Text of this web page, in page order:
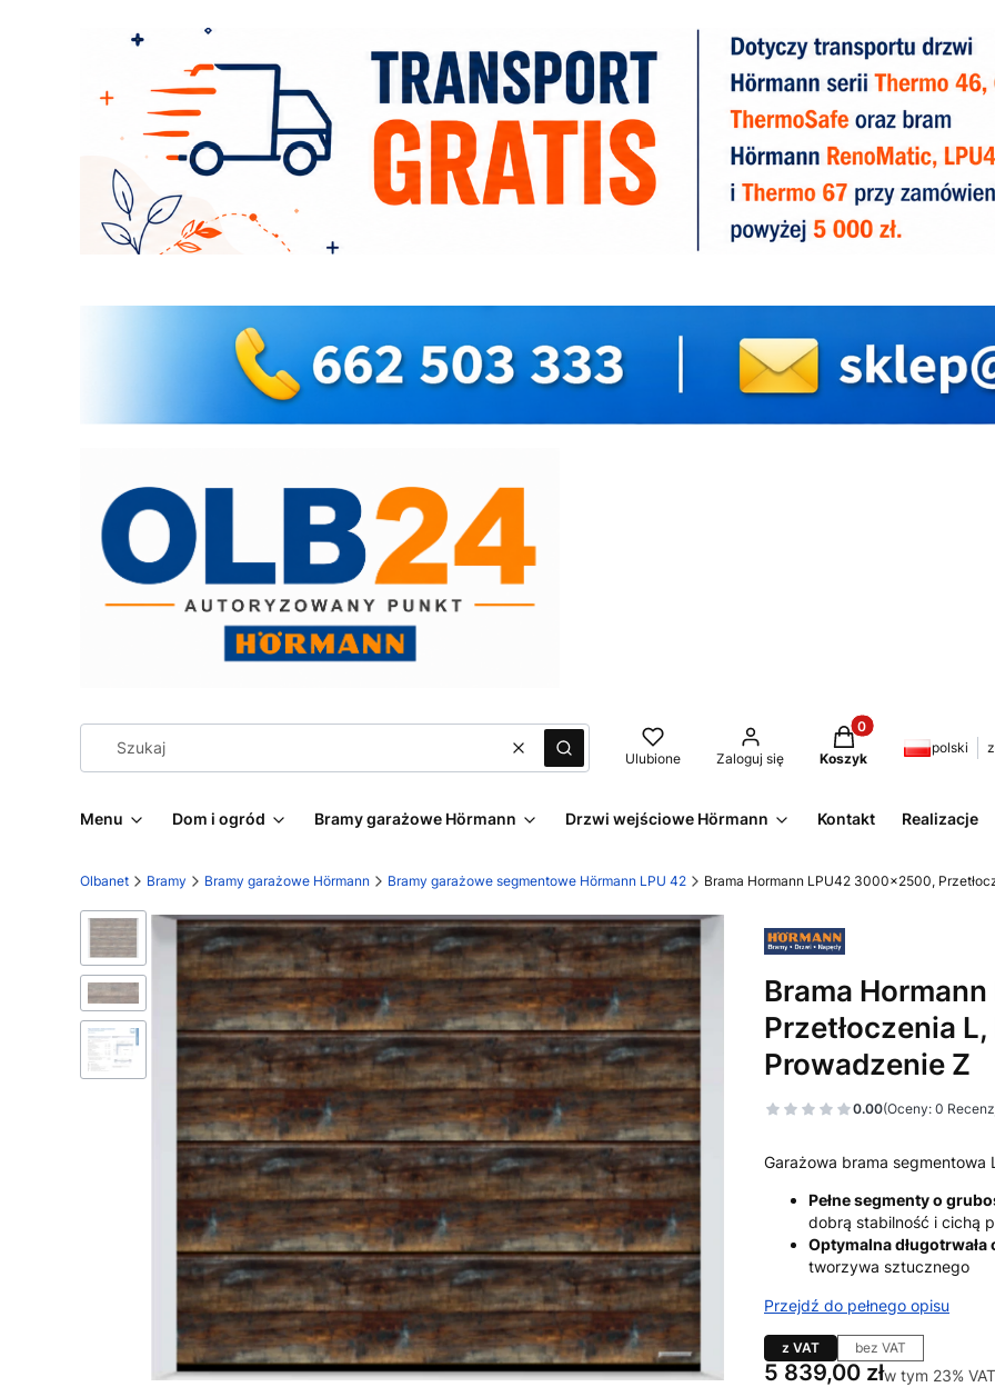
WyczyśćSzukaj Ulubione Zaloguj się
Produkty w
Koszyk
polski
Menu Dom i ogród Bramy garażowe Hörmann Drzwi wejściowe Hörmann Kontakt Realizacje
Olbanet Bramy Bramy garażowe Hörmann Bramy garażowe segmentowe Hörmann LPU 42 Brama Hormann LPU42 3000x2500,
Brama
Przetłoczenia
Prowadzenie Z
0.00(Oceny: 0
Garażowa brama segmentowa
Pełne segmenty o
dobrą stabilność i cichą
Optymalna długotrwała
tworzywa sztucznego
Przejdź do pełnego opisu
z VAT bez VAT
Cena
5 839,00 złw tym 23% VAT
w tym 23% VAT